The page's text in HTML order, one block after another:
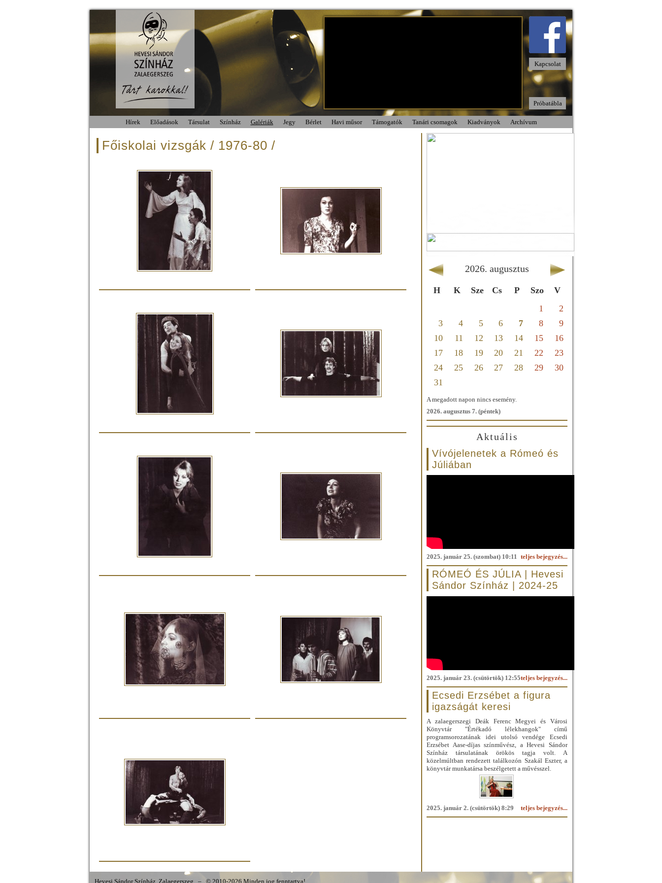
Hírek Előadások Társulat Színház Galériák Jegy Bérlet Havi műsor Támogatók Tanári csomagok Kiadványok Archívum
Kapcsolat
Próbatábla
Főiskolai vizsgák / 1976-80 /
2026. augusztus
H K Sze Cs P Szo
V
1
2
3
4 5 6 7 8
9
10
11 12 13 14 15
16
17
18 19 20 21 22
23
24
25 26 27 28 29
30
31
A megadott napon nincs esemény.
2026. augusztus 7. (péntek)
Aktuális
Vívójelenetek a Rómeó és
Júliában
teljes bejegyzés...
2025. január 25. (szombat) 10:11
RÓMEÓ ÉS JÚLIA | Hevesi
Sándor Színház | 2024-25
teljes bejegyzés...
2025. január 23. (csütörtök) 12:55
Ecsedi Erzsébet a figura
igazságát keresi
A zalaegerszegi Deák Ferenc Megyei és Városi
Könyvtár "Értékadó lélekhangok" című
programsorozatának idei utolsó vendége Ecsedi
Erzsébet Aase-díjas színművész, a Hevesi Sándor
Színház társulatának örökös tagja volt. A
közelmúltban rendezett találkozón Szakál Eszter, a
könyvtár munkatársa beszélgetett a művésszel.
teljes bejegyzés...
2025. január 2. (csütörtök) 8:29
Hevesi Sándor Színház, Zalaegerszeg – © 2010-2026 Minden jog fenntartva!